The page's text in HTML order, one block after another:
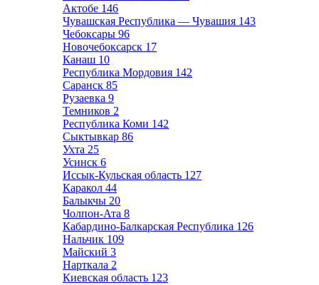
Актобе 146
Чувашская Республика — Чувашия 143
Чебоксары 96
Новочебоксарск 17
Канаш 10
Республика Мордовия 142
Саранск 85
Рузаевка 9
Темников 2
Республика Коми 142
Сыктывкар 86
Ухта 25
Усинск 6
Иссык-Кульская область 127
Каракол 44
Балыкчы 20
Чолпон-Ата 8
Кабардино-Балкарская Республика 126
Нальчик 109
Майский 3
Нарткала 2
Киевская область 123